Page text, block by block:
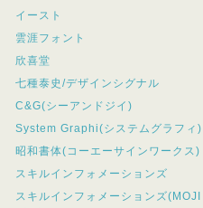
イースト
雲涯フォント
欣喜堂
七種泰史/デザインシグナル
C&G(シーアンドジイ)
System Graphi(システムグラフィ)
昭和書体(コーエーサインワークス)
スキルインフォメーションズ
スキルインフォメーションズ(MOJI